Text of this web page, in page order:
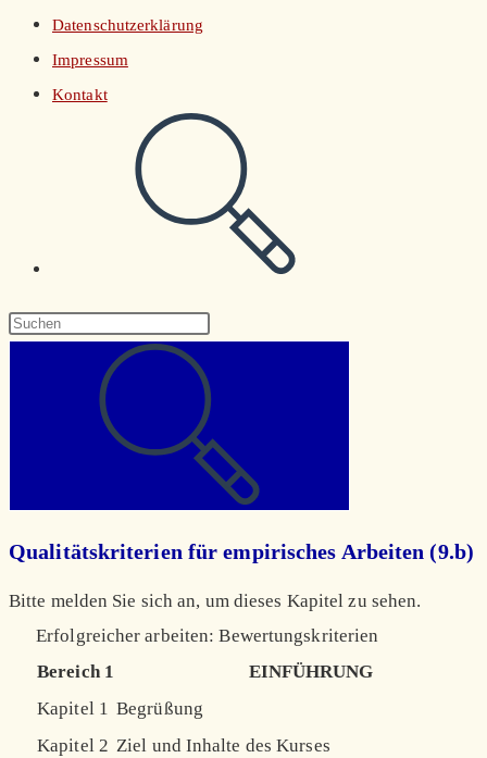
Datenschutzerklärung
Impressum
Kontakt
Diese
durchsuchen
Qualitätskriterien für empirisches Arbeiten (9.b)
Bitte melden Sie sich an, um dieses Kapitel zu sehen.
Erfolgreicher arbeiten: Bewertungskriterien
Bereich 1
EINFÜHRUNG
Kapitel 1 Begrüßung
Kapitel 2 Ziel und Inhalte des Kurses